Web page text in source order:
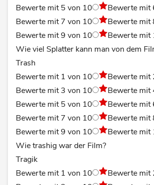
Bewerte mit 5 von 10
Bewerte mit
Bewerte mit 7 von 10
Bewerte mit
Bewerte mit 9 von 10
Bewerte mit
Wie viel Splatter kann man von dem
Trash
Bewerte mit 1 von 10
Bewerte mit
Bewerte mit 3 von 10
Bewerte mit
Bewerte mit 5 von 10
Bewerte mit
Bewerte mit 7 von 10
Bewerte mit
Bewerte mit 9 von 10
Bewerte mit
Wie trashig war der Film?
Tragik
Bewerte mit 1 von 10
Bewerte mit